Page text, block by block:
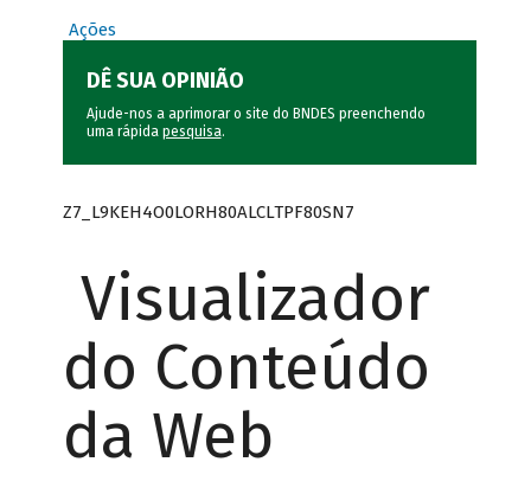
Ações
DÊ SUA OPINIÃO
Ajude-nos a aprimorar o site do BNDES preenchendo
uma rápida pesquisa.
Z7_L9KEH4O0LORH80ALCLTPF80SN7
Visualizador
do Conteúdo
da Web